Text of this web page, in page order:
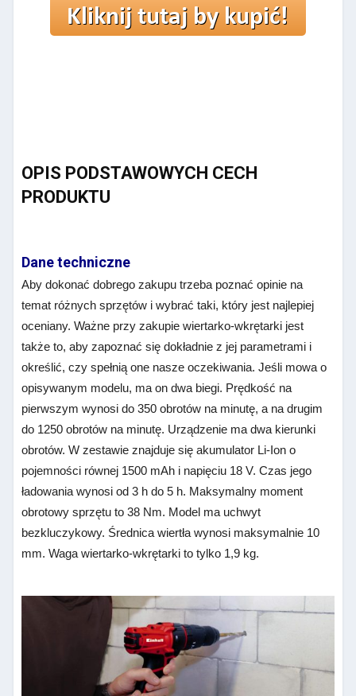
OPIS PODSTAWOWYCH CECH
PRODUKTU
Dane techniczne
Aby dokonać dobrego zakupu trzeba poznać opinie na
temat różnych sprzętów i wybrać taki, który jest najlepiej
oceniany. Ważne przy zakupie wiertarko-wkrętarki jest
także to, aby zapoznać się dokładnie z jej parametrami i
określić, czy spełnią one nasze oczekiwania. Jeśli mowa o
opisywanym modelu, ma on dwa biegi. Prędkość na
pierwszym wynosi do 350 obrotów na minutę, a na drugim
do 1250 obrotów na minutę. Urządzenie ma dwa kierunki
obrotów. W zestawie znajduje się akumulator Li-Ion o
pojemności równej 1500 mAh i napięciu 18 V. Czas jego
ładowania wynosi od 3 h do 5 h. Maksymalny moment
obrotowy sprzętu to 38 Nm. Model ma uchwyt
bezkluczykowy. Średnica wiertła wynosi maksymalnie 10
mm. Waga wiertarko-wkrętarki to tylko 1,9 kg.